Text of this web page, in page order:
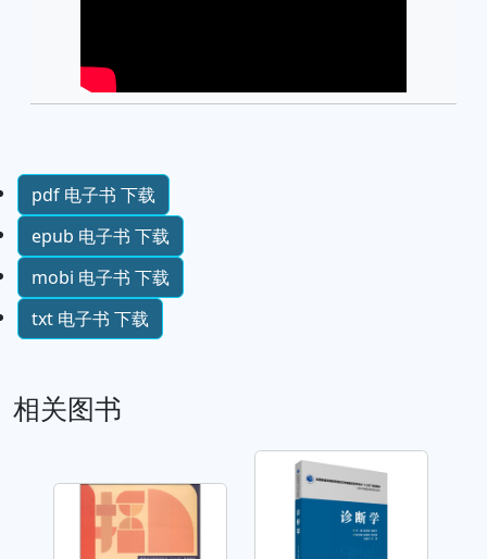
pdf 电子书 下载
epub 电子书 下载
mobi 电子书 下载
txt 电子书 下载
相关图书